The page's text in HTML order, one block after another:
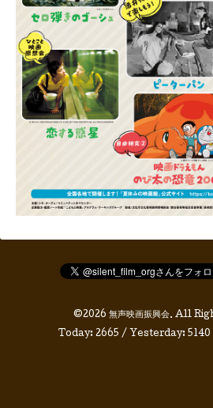
©2026 無声映画振興会. All
Today: 2665 / Yesterday: 5140